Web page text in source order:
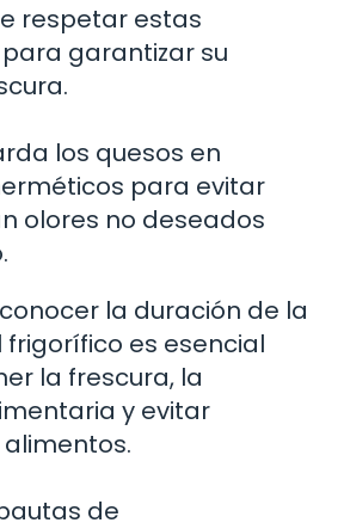
respetar estas
garantizar su
los quesos en
para evitar
olores no deseados
la duración de la
es esencial
la frescura, la
y evitar
de